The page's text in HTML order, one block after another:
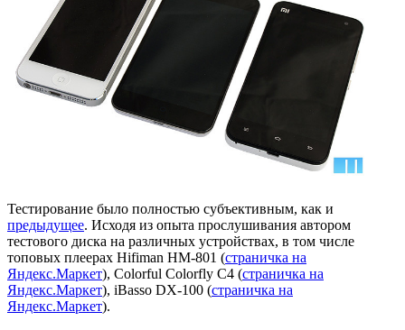
Тестирование было полностью субъективным, как и
предыдущее. Исходя из опыта прослушивания автором
тестового диска на различных устройствах, в том числе
топовых плеерах Hifiman HM-801 (страничка на
Яндекс.Маркет), Colorful Colorfly C4 (страничка на
Яндекс.Маркет), iBasso DX-100 (страничка на
Яндекс.Маркет).